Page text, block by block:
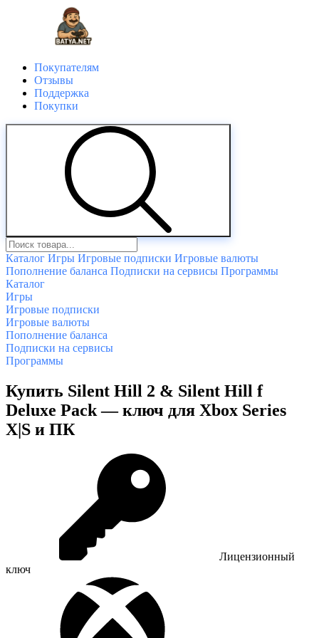
Покупателям
Отзывы
Поддержка
Покупки
Каталог Игры Игровые подписки Игровые валюты
Пополнение баланса Подписки на сервисы Программы
Каталог
Игры
Игровые подписки
Игровые валюты
Пополнение баланса
Подписки на сервисы
Программы
Купить Silent Hill 2 & Silent Hill f
Deluxe Pack — ключ для Xbox Series
X|S и ПК
Лицензионный
ключ